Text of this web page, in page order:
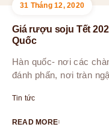
31 Tháng 12, 2020
Giá rượu soju Tết
Quốc
Hàn quốc- nơi các
đánh phấn, nơi tràn
Tin tức
READ MORE